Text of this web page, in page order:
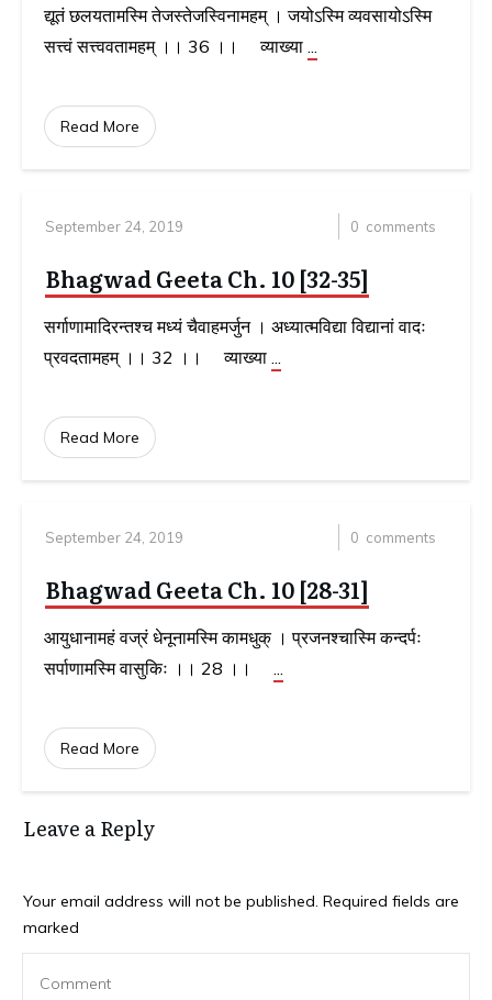
द्यूतं छलयतामस्मि तेजस्तेजस्विनामहम्‌ । जयोऽस्मि व्यवसायोऽस्मि
सत्त्वं सत्त्ववतामहम्‌ ।। 36 ।। व्याख्या ...
Read More
September 24, 2019 0 comments
Bhagwad Geeta Ch. 10 [32-35]
सर्गाणामादिरन्तश्च मध्यं चैवाहमर्जुन । अध्यात्मविद्या विद्यानां वादः
प्रवदतामहम्‌ ।। 32 ।। व्याख्या ...
Read More
September 24, 2019 0 comments
Bhagwad Geeta Ch. 10 [28-31]
आयुधानामहं वज्रं धेनूनामस्मि कामधुक्‌ । प्रजनश्चास्मि कन्दर्पः
सर्पाणामस्मि वासुकिः ।। 28 ।। ...
Read More
Leave a Reply
Your email address will not be published. Required fields are
marked